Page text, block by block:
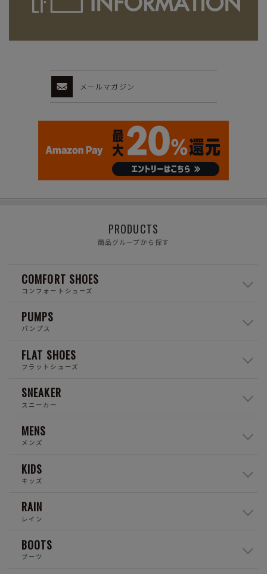
メールマガジン
PRODUCTS
商品グループから探す
COMFORT SHOES
コンフォートシューズ
PUMPS
パンプス
FLAT SHOES
フラットシューズ
SNEAKER
スニーカー
MENS
メンズ
KIDS
キッズ
RAIN
レイン
BOOTS
ブーツ